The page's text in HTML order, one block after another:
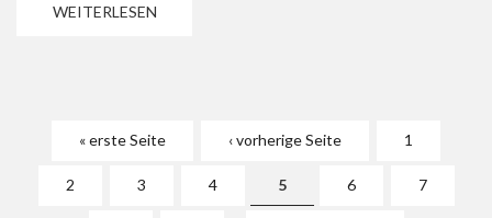
WEITERLESEN
« erste Seite ‹ vorherige Seite 1
2 3 4 5 6 7